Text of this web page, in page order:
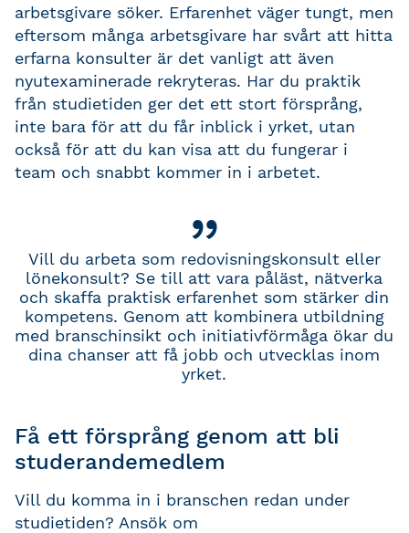
arbetsgivare söker. Erfarenhet väger tungt, men
eftersom många arbetsgivare har svårt att hitta
erfarna konsulter är det vanligt att även
nyutexaminerade rekryteras. Har du praktik
från studietiden ger det ett stort försprång,
inte bara för att du får inblick i yrket, utan
också för att du kan visa att du fungerar i
team och snabbt kommer in i arbetet.
Vill du arbeta som redovisningskonsult eller
lönekonsult? Se till att vara påläst, nätverka
och skaffa praktisk erfarenhet som stärker din
kompetens. Genom att kombinera utbildning
med branschinsikt och initiativförmåga ökar du
dina chanser att få jobb och utvecklas inom
yrket.
Få ett försprång genom att bli
studerandemedlem
Vill du komma in i branschen redan under
studietiden? Ansök om